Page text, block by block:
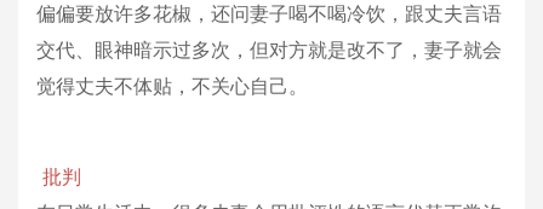
偏偏要放许多花椒，还问妻子喝不喝冷饮，跟丈夫言语
交代、眼神暗示过多次，但对方就是改不了，妻子就会
觉得丈夫不体贴，不关心自己。
批判